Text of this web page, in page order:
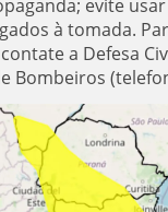
evite
à tomada.
a Defesa
Bombeiros